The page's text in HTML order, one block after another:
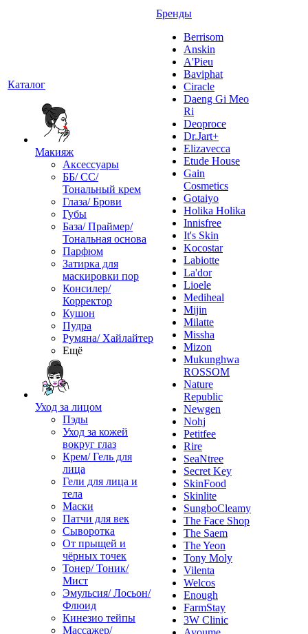
Каталог
Макияж
Аксессуары
ББ/ СС/
Тональный крем
Глаза/ Брови
Губы
База/ Праймер/
Тональная основа
Парфюм
Затирка для
маскировки пор
Консилер/
Корректор
Кушон
Пудра
Румяна/ Хайлайтер
Ещё
Уход за лицом
Пэды
Уход за кожей
вокруг глаз
Крем/ Гель для
лица
Гели для лица и
тела
Маски
Патчи для век
Сыворотка
От прыщей и
чёрных точек
Тонер/ Тоник/
Мист
Эмульсия/ Лосьон/
Флюид
Кинезио тейпы
Массажер/
Бренды
Berrisom
Anskin
A'Pieu
Baviphat
Ciracle
Daeng Gi Meo
Ri
Deoproce
Dr.Jart+
Elizavecca
Etude House
Gain
Cosmetics
Gotaiyo
Holika Holika
Innisfree
It's Skin
Kocostar
Labiotte
La'dor
Lioele
Mediheal
Mijin
Milatte
Missha
Mizon
Mukunghwa
ROSSOM
Nature
Republic
Newgen
Nohj
Petitfee
Rire
SeaNtree
Secret Key
SkinFood
Skinlite
SungboCleamy
The Face Shop
The Saem
The Yeon
Tony Moly
Vilenta
Welcos
Enough
FarmStay
3W Clinic